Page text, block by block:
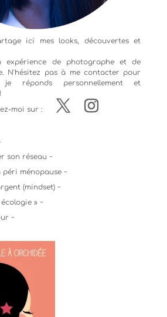
ici mes looks, découvertes et
expérience de photographeet de
N'hésitez pas à me contacter pour
réponds personnellement et
moi sur :
son réseau ~
péri ménopause ~
(mindset) ~
» ~
~